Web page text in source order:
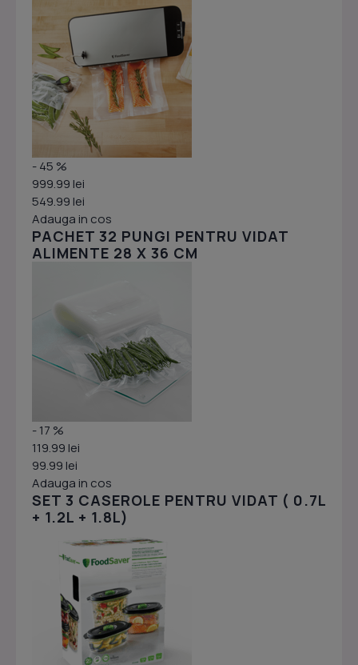
- 45 %
999.99 lei
549.99 lei
Adauga in cos
PACHET 32 PUNGI PENTRU VIDAT
ALIMENTE 28 X 36 CM
- 17 %
119.99 lei
99.99 lei
Adauga in cos
SET 3 CASEROLE PENTRU VIDAT ( 0.7L
+ 1.2L + 1.8L)